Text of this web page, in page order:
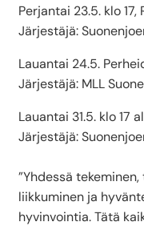
Perjantai 23.5. klo
Järjestäjä:
Lauantai 24.5.
Järjestäjä: MLL
Lauantai 31.5. klo 17
Järjestäjä:
”Yhdessä
liikkuminen ja
hyvinvointia. Tätä